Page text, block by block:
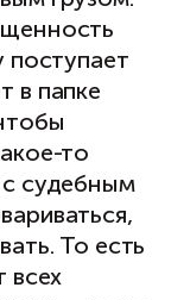
поступает
в папке
то
судебным
То есть
всех